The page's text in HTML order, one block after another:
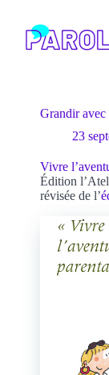
contenu
Grandir avec
23
Vivre
Édition
révisée de l’